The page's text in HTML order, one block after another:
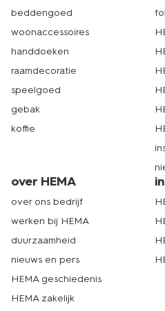
beddengoed
woonaccessoires
handdoeken
raamdecoratie
speelgoed
gebak
koffie
over HEMA
over ons bedrijf
werken bij HEMA
duurzaamheid
nieuws en pers
HEMA geschiedenis
HEMA zakelijk